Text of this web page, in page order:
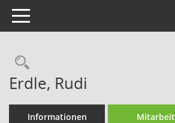
Toggle navigation
Rechercheauswahl
Erdle, Rudi
Informationen Mitarbeit